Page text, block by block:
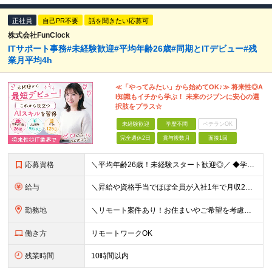
正社員 自己PR不要 話を聞きたい応募可
株式会社FunClock
ITサポート事務#未経験歓迎#平均年齢26歳#同期とITデビュー#残
業月平均4h
≪「やってみたい」から始めてOK♪≫ 将来性◎A
I知識もイチから学ぶ！ 未来のジブンに安心の選
択肢をプラス☆
未経験歓迎 学歴不問 ベテランOK
完全週休2日 賞与複数月 面接1回
応募資格 ＼平均年齢26歳！未経験スタート歓迎◎／ ◆学歴不問 ◆35歳までの方 ※長期勤続によるキャリア形成を図るため（例外事由3号イ） ◆職種・業種未経験歓迎 ◆第二新卒歓迎 ＜下記に当てはまるあなたにピ
給与 ＼昇給や資格手当でほぼ全員が入社1年で月収2万円UP！／ 【経験者】 月給25万円～＋資格手当（1種類につき月1万円以上） 【未経験者】 月給20万円～＋資格手当（1種類につき月1万円以上） ※月
勤務地 ＼リモート案件あり！お住まいやご希望を考慮した案件で働ける◎／ 本社または東京・神奈川・千葉・埼玉の各プロジェクト先にて勤務いただきます 【本社】 東京都港区六本木4-8-5 和幸ビル7F ※（
働き方 リモートワークOK
残業時間 10時間以内